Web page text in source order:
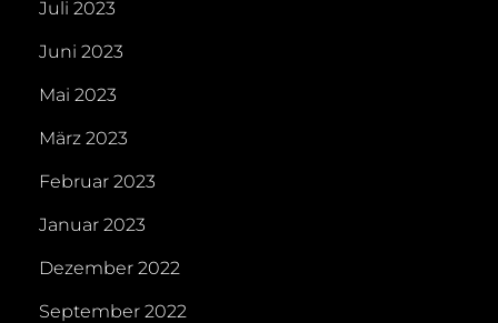
Juli 2023
Juni 2023
Mai 2023
März 2023
Februar 2023
Januar 2023
Dezember 2022
September 2022